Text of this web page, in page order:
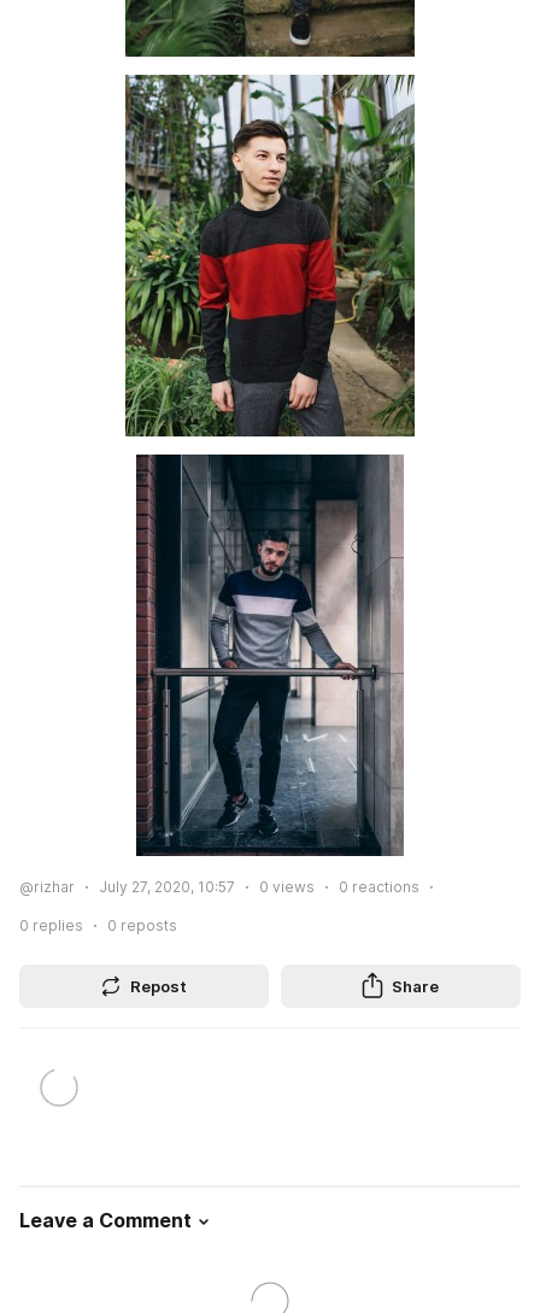
@rizhar July 27, 2020, 10:57 0 views 0 reactions
0 replies 0 reposts
Repost Share
Leave a Comment